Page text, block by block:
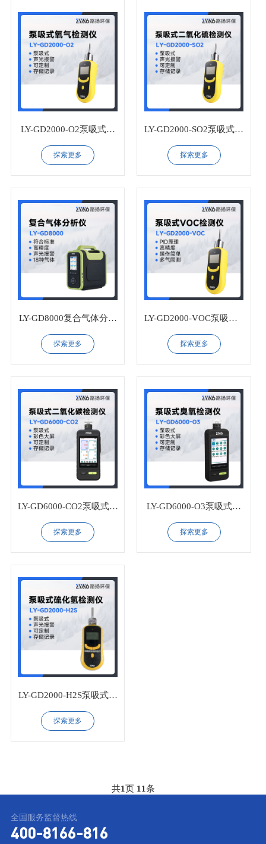
LY-GD2000-O2泵吸式氧
气检测仪
探索更多
LY-GD2000-SO2泵吸式二
氧化硫检测仪
探索更多
LY-GD8000复合气体分析
仪
探索更多
LY-GD2000-VOC泵吸式V
OC检测仪
探索更多
LY-GD6000-CO2泵吸式二
氧化碳检测仪
探索更多
LY-GD6000-O3泵吸式臭
氧检测仪
探索更多
LY-GD2000-H2S泵吸式硫
化氢检测仪
探索更多
共1页 11条
全国服务监督热线
400-8166-816